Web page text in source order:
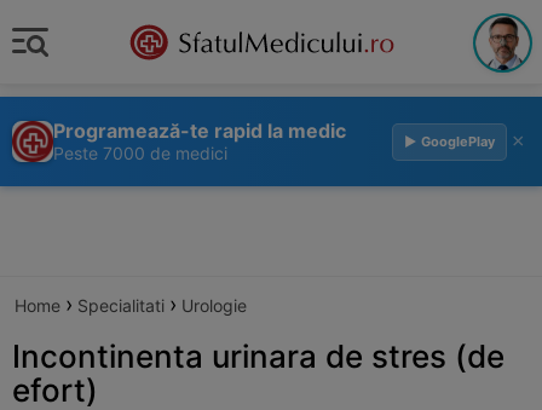
Programează-te rapid la medic
Peste 7000 de medici
▶ GooglePlay ×
Home › Specialitati › Urologie
Incontinenta urinara de stres (de
efort)